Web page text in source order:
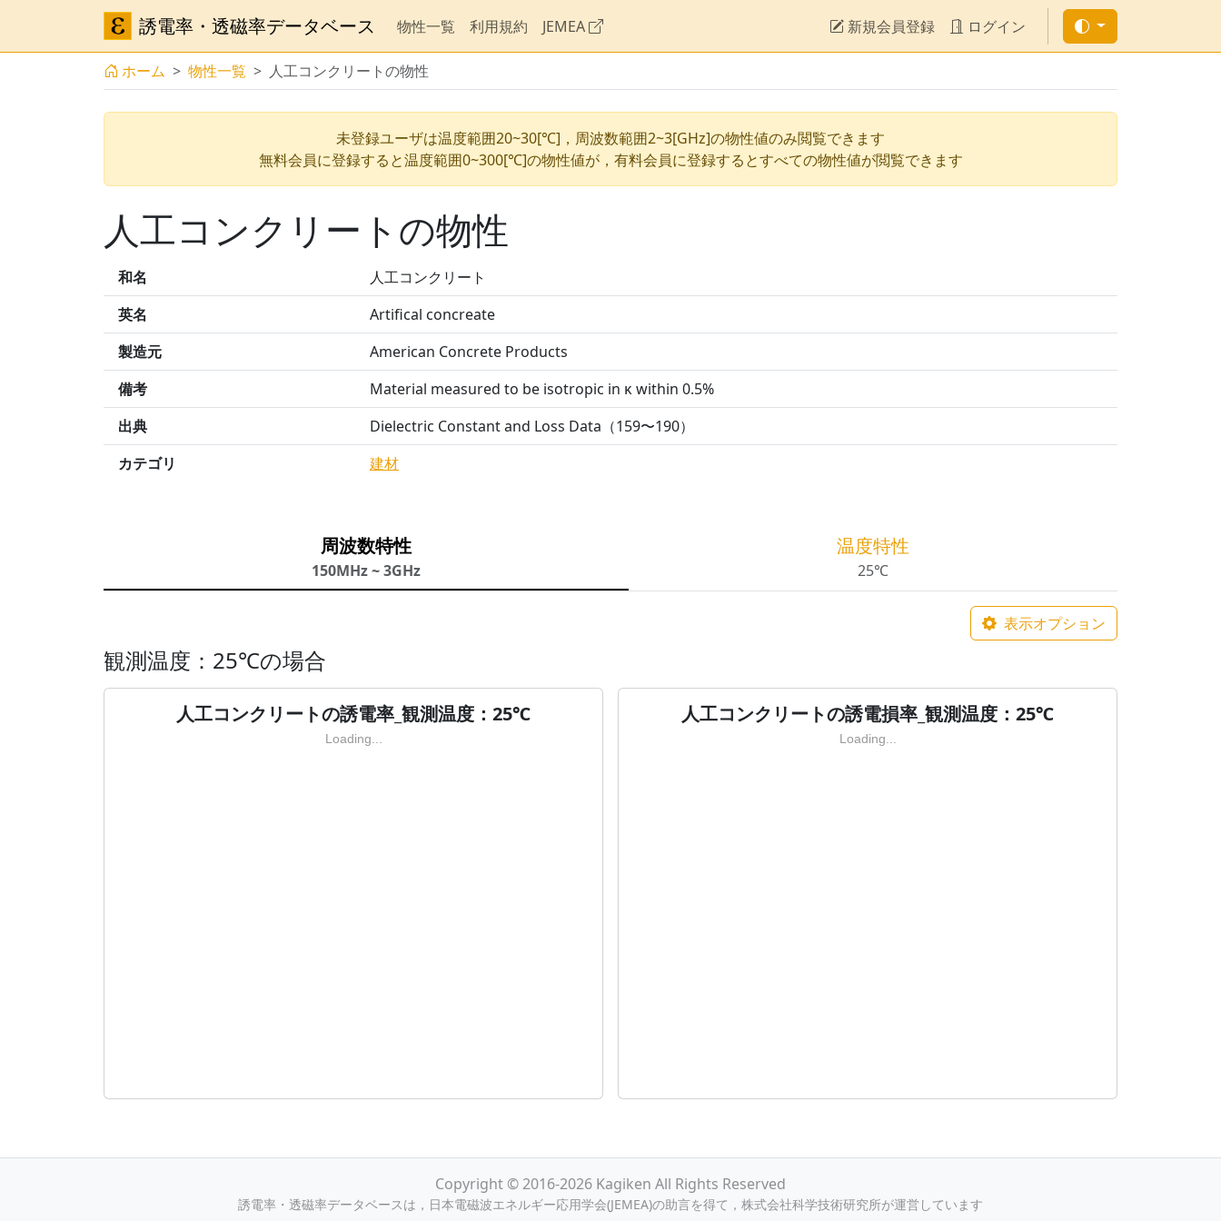
誘電率・透磁率データベース 物性一覧 利用規約 JEMEA 新規会員登録 ログイン
ホーム 物性一覧 人工コンクリートの物性
未登録ユーザは温度範囲20~30[℃]，周波数範囲2~3[GHz]の物性値のみ閲覧できます
無料会員に登録すると温度範囲0~300[℃]の物性値が，有料会員に登録するとすべての物性値が閲覧できます
人工コンクリートの物性
和名
人工コンクリート
英名
Artifical concreate
製造元
American Concrete Products
備考
Material measured to be isotropic in κ within 0.5%
出典
Dielectric Constant and Loss Data（159〜190）
カテゴリ
建材
周波数特性
150MHz ~ 3GHz
温度特性
25℃
表示オプション
観測温度：25℃の場合
人工コンクリートの誘電率_観測温度：25℃
Loading...
人工コンクリートの誘電損率_観測温度：25℃
Loading...
Copyright © 2016-2026 Kagiken All Rights Reserved
誘電率・透磁率データベースは，日本電磁波エネルギー応用学会(JEMEA)の助言を得て，株式会社科学技術研究所が運営しています